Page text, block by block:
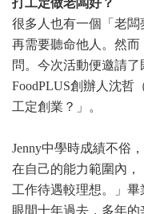
打工定做老闆好？
很多人也有一個「老
再需要聽命他人。然
問。今次活動便邀請
FoodPLUS創辦人沈哲
工定創業？」。
Jenny中學時成績不俗
在自己的能力範圍內，
工作待遇較理想。」畢
眼間十年過去，多年